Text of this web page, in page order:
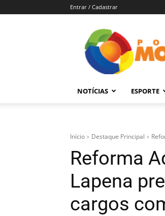
Entrar / Cadastrar
–
NOTÍCIAS ESPORTE
Início Destaque Principal
Reforma
Lapena
cargos